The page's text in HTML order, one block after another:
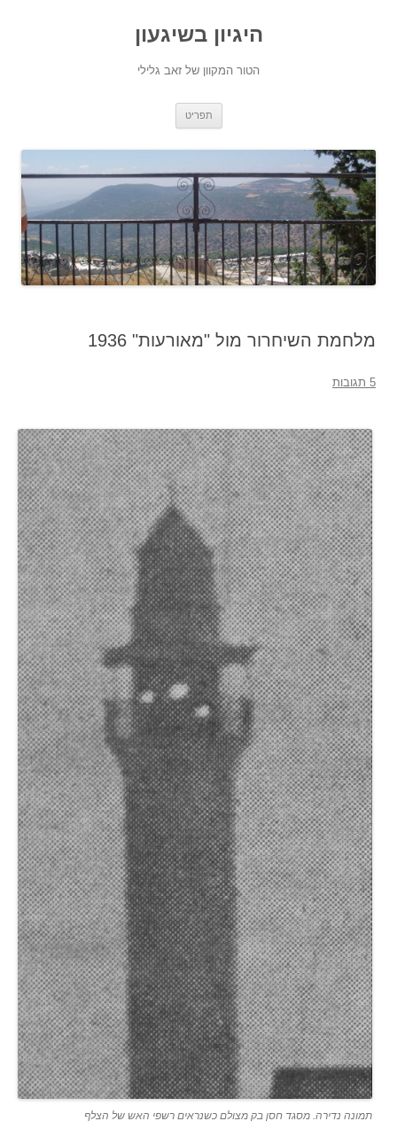
היגיון בשיגעון
הטור המקוון של זאב גלילי
תפריט
מלחמת השיחרור מול "מאורעות" 1936
5 תגובות
תמונה נדירה. מסגד חסן בק מצולם כשנראים רשפי האש של הצלף